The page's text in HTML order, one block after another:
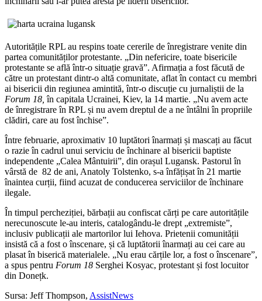
Autoritățile RPL au respins toate cererile de înregistrare venite din
partea comunităților protestante. „Din nefericire, toate bisericile
protestante se află într-o situație gravă”. Afirmația a fost făcută de
către un protestant dintr-o altă comunitate, aflat în contact cu membri
ai bisericii din regiunea amintită, într-o discuție cu jurnaliștii de la
Forum 18,în capitala Ucrainei, Kiev, la 14 martie. „Nu avem acte
de înregistrare în RPL și nu avem dreptul de a ne întâlni în propriile
clădiri, care au fost închise”.
Între februarie, aproximativ 10 luptători înarmați și mascați au făcut
o razie în cadrul unui serviciu de închinare al bisericii baptiste
independente „Calea Mântuirii”, din orașul Lugansk. Pastorul în
vârstă de 82 de ani, Anatoly Tolstenko, s-a înfățișat în 21 martie
înaintea curții, fiind acuzat de conducerea serviciilor de închinare
ilegale.
În timpul percheziției, bărbații au confiscat cărți pe care autoritățile
nerecunoscute le-au interis, catalogându-le drept „extremiste”,
inclusiv publicații ale martorilor lui Iehova. Prietenii comunității
insistă că a fost o înscenare, și că luptătorii înarmați au cei care au
plasat în biserică materialele. „Nu erau cărțile lor, a fost o înscenare”,
a spus pentru Forum 18 Serghei Kosyac, protestant și fost locuitor
din Donețk.
Sursa: Jeff Thompson, AssistNews